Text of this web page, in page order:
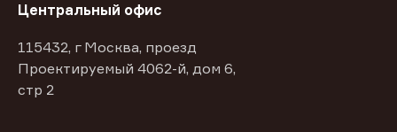
Центральный офис
115432, г Москва, проезд
Проектируемый 4062-й, дом 6,
стр 2